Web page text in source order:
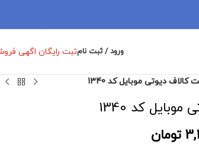
ورود / ثبت نامثبت رایگان اگهی
کالاف دیوتی موبایل کد 1340
کد 1340
تومان